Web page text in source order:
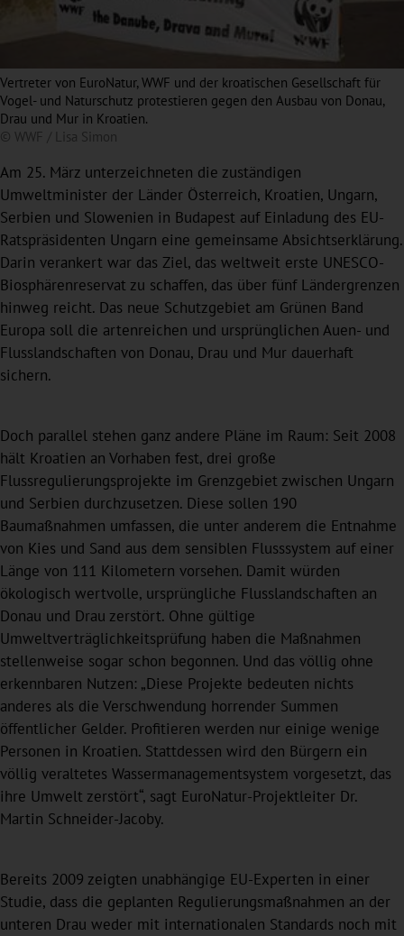
Vertreter von EuroNatur, WWF und der kroatischen Gesellschaft für
Vogel- und Naturschutz protestieren gegen den Ausbau von Donau,
Drau und Mur in Kroatien.
© WWF / Lisa Simon
Am 25. März unterzeichneten die zuständigen
Umweltminister der Länder Österreich, Kroatien, Ungarn,
Serbien und Slowenien in Budapest auf Einladung des EU-
Ratspräsidenten Ungarn eine gemeinsame Absichtserklärung.
Darin verankert war das Ziel, das weltweit erste UNESCO-
Biosphärenreservat zu schaffen, das über fünf Ländergrenzen
hinweg reicht. Das neue Schutzgebiet am Grünen Band
Europa soll die artenreichen und ursprünglichen Auen- und
Flusslandschaften von Donau, Drau und Mur dauerhaft
sichern.
Doch parallel stehen ganz andere Pläne im Raum: Seit 2008
hält Kroatien an Vorhaben fest, drei große
Flussregulierungsprojekte im Grenzgebiet zwischen Ungarn
und Serbien durchzusetzen. Diese sollen 190
Baumaßnahmen umfassen, die unter anderem die Entnahme
von Kies und Sand aus dem sensiblen Flusssystem auf einer
Länge von 111 Kilometern vorsehen. Damit würden
ökologisch wertvolle, ursprüngliche Flusslandschaften an
Donau und Drau zerstört. Ohne gültige
Umweltverträglichkeitsprüfung haben die Maßnahmen
stellenweise sogar schon begonnen. Und das völlig ohne
erkennbaren Nutzen: „Diese Projekte bedeuten nichts
anderes als die Verschwendung horrender Summen
öffentlicher Gelder. Profitieren werden nur einige wenige
Personen in Kroatien. Stattdessen wird den Bürgern ein
völlig veraltetes Wassermanagementsystem vorgesetzt, das
ihre Umwelt zerstört“, sagt EuroNatur-Projektleiter Dr.
Martin Schneider-Jacoby.
Bereits 2009 zeigten unabhängige EU-Experten in einer
Studie, dass die geplanten Regulierungsmaßnahmen an der
unteren Drau weder mit internationalen Standards noch mit